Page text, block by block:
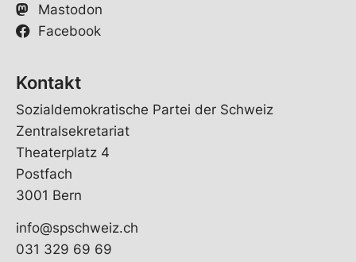
Mastodon
Facebook
Kontakt
Sozialdemokratische Partei der Schweiz
Zentralsekretariat
Theaterplatz 4
Postfach
3001 Bern
info@spschweiz.ch
031 329 69 69